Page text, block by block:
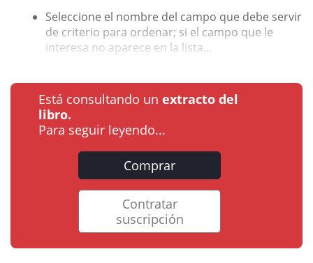
Seleccione el nombre del campo que debe servir
de criterio para ordenar; si el campo que le
interesa no aparece en la lista...
Está consultando un extracto del
libro.
Para seguir leyendo...
Comprar
Contratar
suscripción